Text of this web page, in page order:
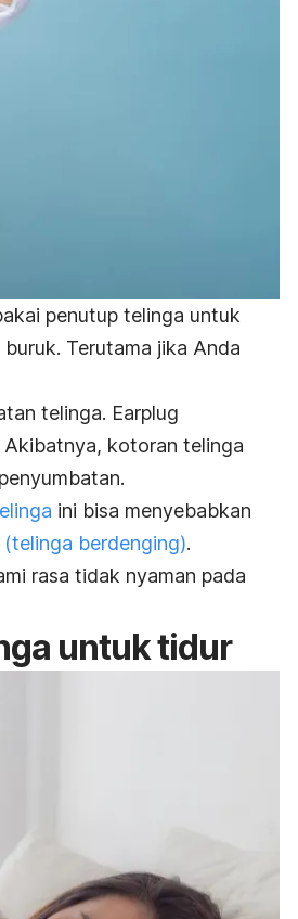
penutup telinga untuk
Terutama jika Anda
telinga. Earplug
kotoran telinga
ini bisa menyebabkan
berdenging).
rasa tidak nyaman pada
untuk tidur